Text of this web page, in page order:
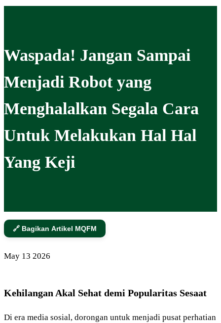
Waspada! Jangan Sampai
Menjadi Robot yang
Menghalalkan Segala Cara
Untuk Melakukan Hal Hal
Yang Keji
🔗 Bagikan Artikel MQFM
May 13 2026
Kehilangan Akal Sehat demi Popularitas Sesaat
Di era media sosial, dorongan untuk menjadi pusat perhatian